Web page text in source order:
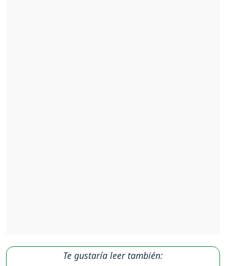
Te gustaría leer también: